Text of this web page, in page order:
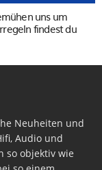
uns um
findest du
Neuheiten und
Audio und
so objektiv wie